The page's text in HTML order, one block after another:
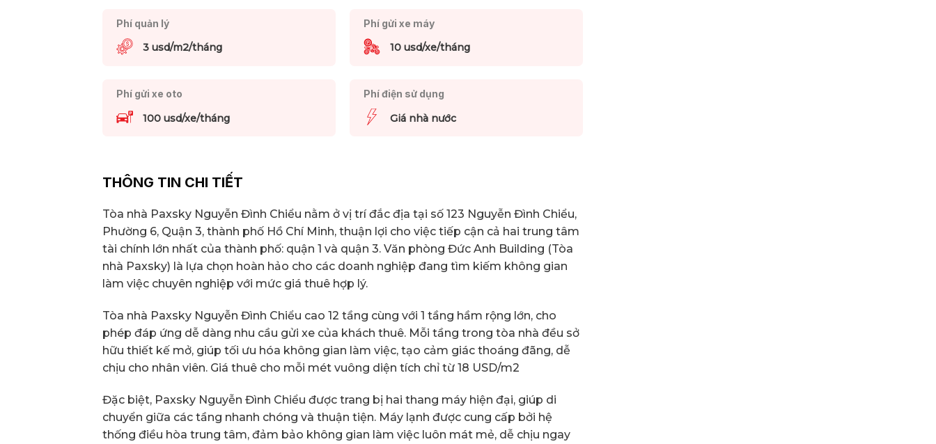
Phí quản lý
3 usd/m2/tháng
Phí gửi xe máy
10 usd/xe/tháng
Phí gửi xe oto
100 usd/xe/tháng
Phí điện sử dụng
Giá nhà nước
THÔNG TIN CHI TIẾT
Tòa nhà Paxsky Nguyễn Đình Chiểu nằm ở vị trí đắc địa tại số 123 Nguyễn Đình Chiểu,
Phường 6, Quận 3, thành phố Hồ Chí Minh, thuận lợi cho việc tiếp cận cả hai trung tâm
tài chính lớn nhất của thành phố: quận 1 và quận 3. Văn phòng Đức Anh Building (Tòa
nhà Paxsky) là lựa chọn hoàn hảo cho các doanh nghiệp đang tìm kiếm không gian
làm việc chuyên nghiệp với mức giá thuê hợp lý.
Tòa nhà Paxsky Nguyễn Đình Chiểu cao 12 tầng cùng với 1 tầng hầm rộng lớn, cho
phép đáp ứng dễ dàng nhu cầu gửi xe của khách thuê. Mỗi tầng trong tòa nhà đều sở
hữu thiết kế mở, giúp tối ưu hóa không gian làm việc, tạo cảm giác thoáng đãng, dễ
chịu cho nhân viên. Giá thuê cho mỗi mét vuông diện tích chỉ từ 18 USD/m2
Đặc biệt, Paxsky Nguyễn Đình Chiểu được trang bị hai thang máy hiện đại, giúp di
chuyển giữa các tầng nhanh chóng và thuận tiện. Máy lạnh được cung cấp bởi hệ
thống điều hòa trung tâm, đảm bảo không gian làm việc luôn mát mẻ, dễ chịu ngay